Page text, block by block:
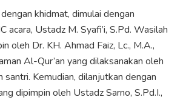
khidmat, dimulai dengan
acara, Ustadz M. Syafi’i, S.Pd. Wasilah
oleh Dr. KH. Ahmad Faiz, Lc., M.A.,
Al-Qur’an yang dilaksanakan oleh
Kemudian, dilanjutkan dengan
dipimpin oleh Ustadz Sarno, S.Pd.I.,